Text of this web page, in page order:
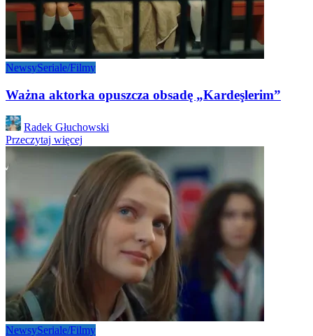
NewsySeriale/Filmy
Ważna aktorka opuszcza obsadę „Kardeşlerim”
Posted
by
Radek Głuchowski
Przeczytaj więcej
NewsySeriale/Filmy